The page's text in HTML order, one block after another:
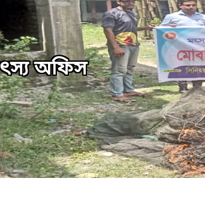
অফিস